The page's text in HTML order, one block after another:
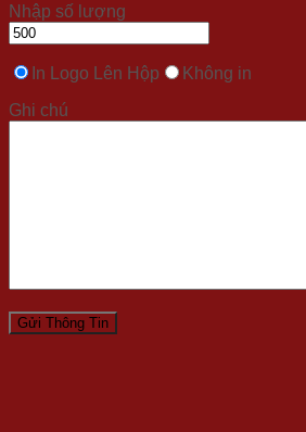
Nhập số lượng
In Logo Lên Hộp
Không in
Ghi chú